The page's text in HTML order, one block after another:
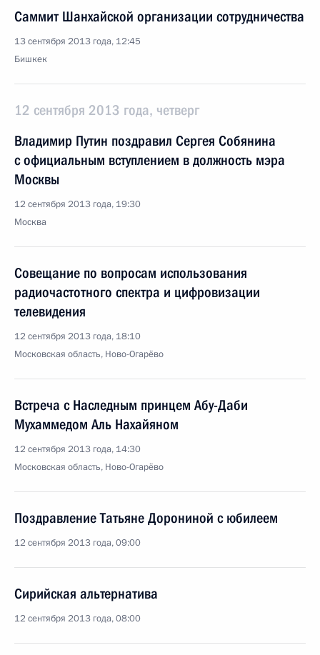
Саммит Шанхайской организации сотрудничества
13 сентября 2013 года, 12:45
Бишкек
12 сентября 2013 года, четверг
Владимир Путин поздравил Сергея Собянина
с официальным вступлением в должность мэра
Москвы
12 сентября 2013 года, 19:30
Москва
Совещание по вопросам использования
радиочастотного спектра и цифровизации
телевидения
12 сентября 2013 года, 18:10
Московская область, Ново-Огарёво
Встреча с Наследным принцем Абу-Даби
Мухаммедом Аль Нахайяном
12 сентября 2013 года, 14:30
Московская область, Ново-Огарёво
Поздравление Татьяне Дорониной с юбилеем
12 сентября 2013 года, 09:00
Сирийская альтернатива
12 сентября 2013 года, 08:00